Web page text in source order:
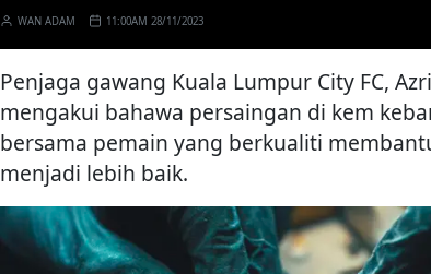
WAN ADAM 11:00AM 28/11/2023
Penjaga gawang Kuala Lumpur City FC,
mengakui bahawa persaingan di kem
bersama pemain yang berkualiti
menjadi lebih baik.